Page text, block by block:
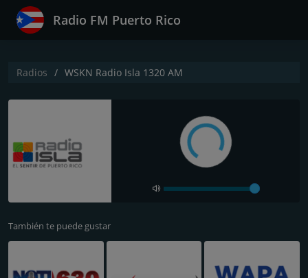
Radio FM Puerto Rico
Radios WSKN Radio Isla 1320 AM
También te puede gustar